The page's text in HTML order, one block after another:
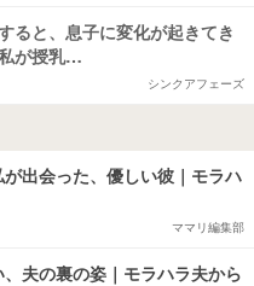
ると、息子に変化が起きてき
が授乳…
シンクアフェーズ
出会った、優しい彼｜モラハ
ママリ編集部
夫の裏の姿｜モラハラ夫から